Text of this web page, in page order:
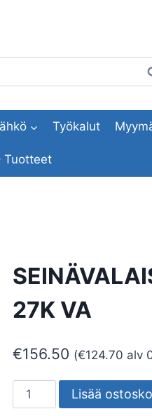
Työkalut
Tuotteet
27K VA
€156.50 (€124.70 alv
SEINÄVALAISIN
ULKO
Lisää